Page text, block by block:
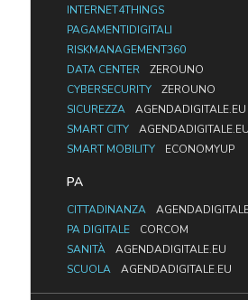
INTERNET4THINGS
PAGAMENTIDIGITALI
RISKMANAGEMENT360
DATA CENTER
ZEROUNO
CYBERSECURITY
ZEROUNO
SICUREZZA
AGENDADIGITALE.EU
SMART CITY
AGENDADIGITALE.EU
SMART MOBILITY
ECONOMYUP
PA
CITTADINANZA
PA DIGITALE
CORCOM
SANITÀ
AGENDADIGITALE.EU
SCUOLA
AGENDADIGITALE.EU